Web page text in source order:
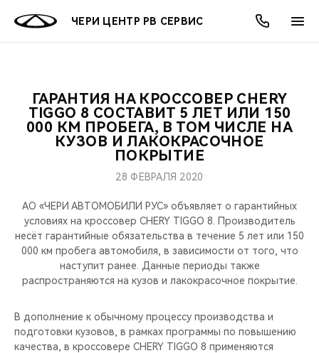
ЧЕРИ ЦЕНТР РВ СЕРВИС
МОДЕЛИ
ВСЕ МОДЕЛИ
СЕДАНЫ
НОВИНКИ
ПОКУПАТЕЛЯМ
ВЫБОР И ПОКУПКА
КРЕДИТ И СТРАХОВАНИЕ
ВЛАДЕЛЬЦАМ
ЗАПЧАСТИ И АКСЕССУАРЫ
ПОДДЕРЖКА
CHERY CONNECT
МИР CHERY
АКСЕССУАРЫ
CHERY В СОЦСЕТЯХ
ЛЮДИ CHERY
БЛАГОТВОРИТЕЛЬНОСТЬ
CHERY REMOTE
АКЦИИ
ВЫГОДЫ И АКЦИИ
ОНЛАЙН СЕРВИСЫ
ВЫБОР И ПОКУПКА
О КОМПАНИИ
ГАРАНТИЯ НА КРОССОВЕР CHERY
TIGGO 8 СОСТАВИТ 5 ЛЕТ ИЛИ 150
000 КМ ПРОБЕГА, В ТОМ ЧИСЛЕ НА
КУЗОВ И ЛАКОКРАСОЧНОЕ
ПОКРЫТИЕ
28 ФЕВРАЛЯ 2020
АО «ЧЕРИ АВТОМОБИЛИ РУС» объявляет о гарантийных
условиях на кроссовер CHERY TIGGO 8. Производитель
несёт гарантийные обязательства в течение 5 лет или 150
000 км пробега автомобиля, в зависимости от того, что
наступит ранее. Данные периоды также
распространяются на кузов и лакокрасочное покрытие.
В дополнение к обычному процессу производства и
подготовки кузовов, в рамках программы по повышению
качества, в кроссовере CHERY TIGGO 8 применяются